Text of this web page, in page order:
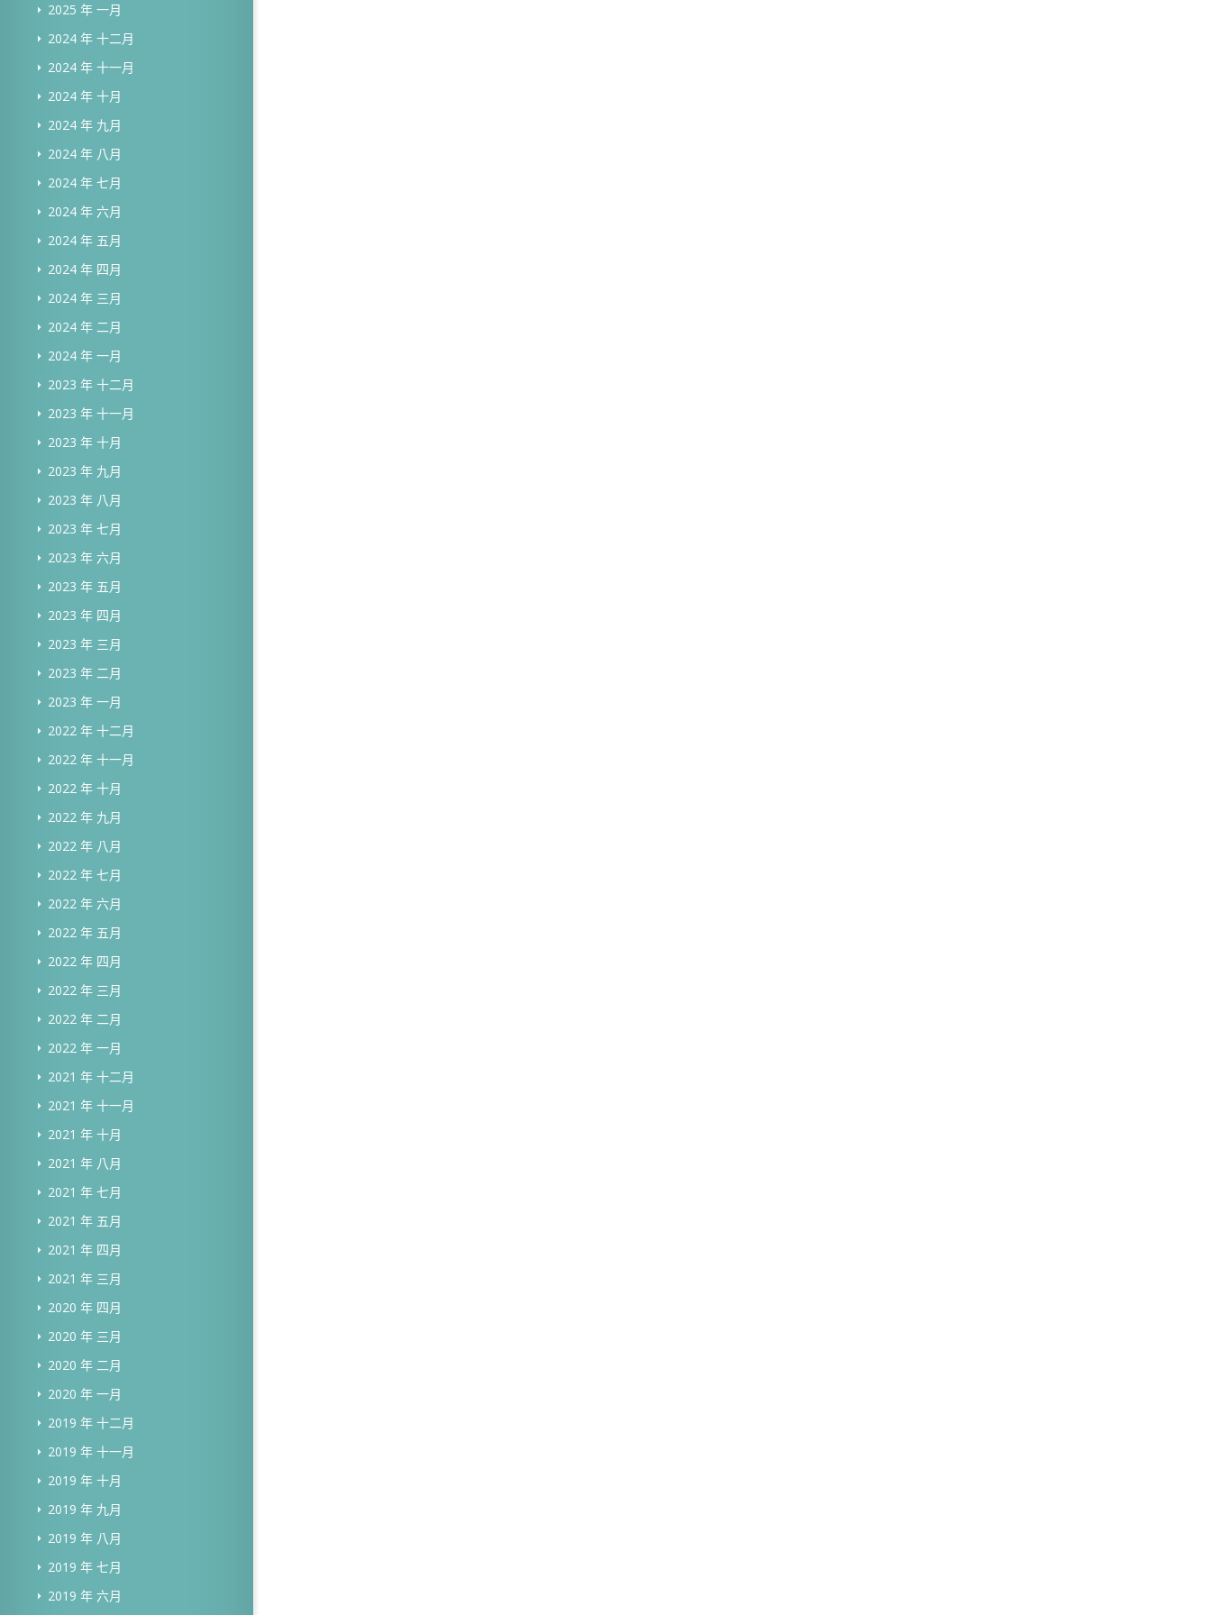
2025 年 一月
2024 年 十二月
2024 年 十一月
2024 年 十月
2024 年 九月
2024 年 八月
2024 年 七月
2024 年 六月
2024 年 五月
2024 年 四月
2024 年 三月
2024 年 二月
2024 年 一月
2023 年 十二月
2023 年 十一月
2023 年 十月
2023 年 九月
2023 年 八月
2023 年 七月
2023 年 六月
2023 年 五月
2023 年 四月
2023 年 三月
2023 年 二月
2023 年 一月
2022 年 十二月
2022 年 十一月
2022 年 十月
2022 年 九月
2022 年 八月
2022 年 七月
2022 年 六月
2022 年 五月
2022 年 四月
2022 年 三月
2022 年 二月
2022 年 一月
2021 年 十二月
2021 年 十一月
2021 年 十月
2021 年 八月
2021 年 七月
2021 年 五月
2021 年 四月
2021 年 三月
2020 年 四月
2020 年 三月
2020 年 二月
2020 年 一月
2019 年 十二月
2019 年 十一月
2019 年 十月
2019 年 九月
2019 年 八月
2019 年 七月
2019 年 六月